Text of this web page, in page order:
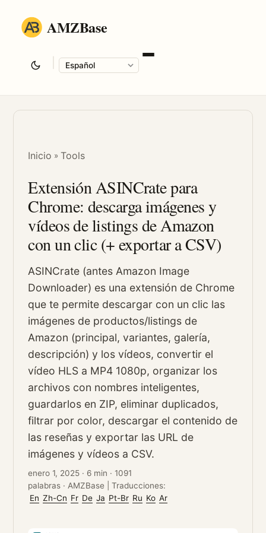
AMZBase
Inicio » Tools
Extensión ASINCrate para
Chrome: descarga imágenes y
vídeos de listings de Amazon
con un clic (+ exportar a CSV)
ASINCrate (antes Amazon Image
Downloader) es una extensión de Chrome
que te permite descargar con un clic las
imágenes de productos/listings de
Amazon (principal, variantes, galería,
descripción) y los vídeos, convertir el
vídeo HLS a MP4 1080p, organizar los
archivos con nombres inteligentes,
guardarlos en ZIP, eliminar duplicados,
filtrar por color, descargar el contenido de
las reseñas y exportar las URL de
imágenes y vídeos a CSV.
enero 1, 2025 · 6 min ·1091
palabras · AMZBase |Traducciones:
En Zh-Cn Fr De Ja Pt-Br Ru Ko Ar